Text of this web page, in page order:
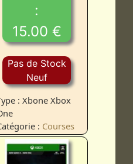
:
15.00 €
Pas de Stock
Neuf
: Xbone Xbox
: Courses